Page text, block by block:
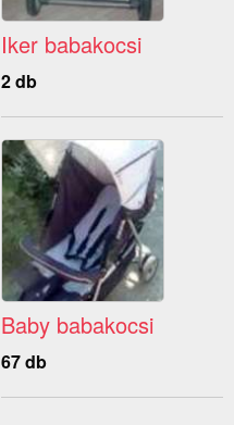
Iker babakocsi
2 db
Baby babakocsi
67 db